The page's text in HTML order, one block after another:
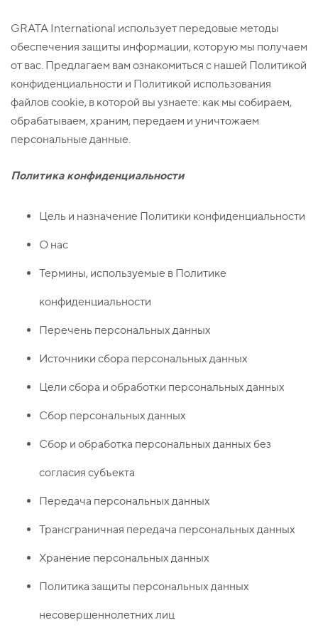
GRATA International использует передовые методы
обеспечения защиты информации, которую мы получаем
от вас. Предлагаем вам ознакомиться с нашей Политикой
конфиденциальности и Политикой использования
файлов cookie, в которой вы узнаете: как мы собираем,
обрабатываем, храним, передаем и уничтожаем
персональные данные.
Политика конфиденциальности
Цель и назначение Политики конфиденциальности
О нас
Термины, используемые в Политике
конфиденциальности
Перечень персональных данных
Источники сбора персональных данных
Цели сбора и обработки персональных данных
Сбор персональных данных
Сбор и обработка персональных данных без
согласия субъекта
Передача персональных данных
Трансграничная передача персональных данных
Хранение персональных данных
Политика защиты персональных данных
несовершеннолетних лиц